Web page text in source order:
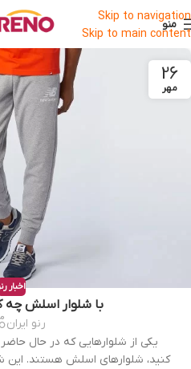
Skip to navigation
Skip to main content
منو
26
مهر
اخبار
با شلوار اسلش
رنو ایران
یکی از شلوارهایی که در حال
کنید، شلوارهای اسلش هستند. این